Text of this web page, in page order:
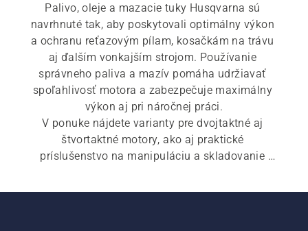
Palivo, oleje a mazacie tuky Husqvarna sú
navrhnuté tak, aby poskytovali optimálny výkon
a ochranu reťazovým pílam, kosačkám na trávu
aj ďalším vonkajším strojom. Používanie
správneho paliva a mazív pomáha udržiavať
spoľahlivosť motora a zabezpečuje maximálny
výkon aj pri náročnej práci.
V ponuke nájdete varianty pre dvojtaktné aj
štvortaktné motory, ako aj praktické
príslušenstvo na manipuláciu a skladovanie